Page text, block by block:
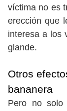
víctima no es
erección que
interesa a los
glande.
Otros
bananera
Pero no